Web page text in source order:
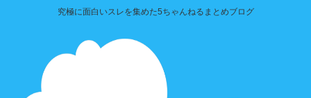
究極に面白いスレを集めた5ちゃんねるまとめブログ